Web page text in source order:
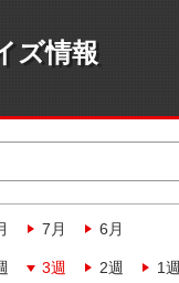
ズ情報
7月 6月
3週 2週 1週